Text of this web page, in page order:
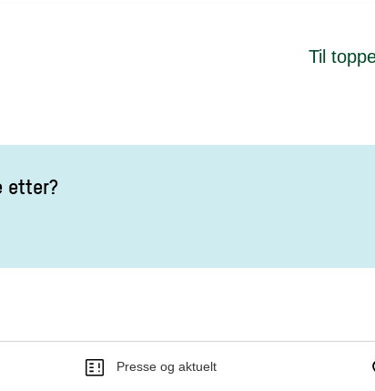
Til
etter?
Presse og aktuelt